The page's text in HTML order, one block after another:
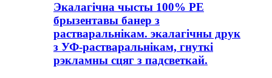
Экалагічна чысты 100% PE
брызентавы банер з
растваральнікам. экалагічны друк
з УФ-растваральнікам, гнуткі
рэкламны сцяг з падсветкай.